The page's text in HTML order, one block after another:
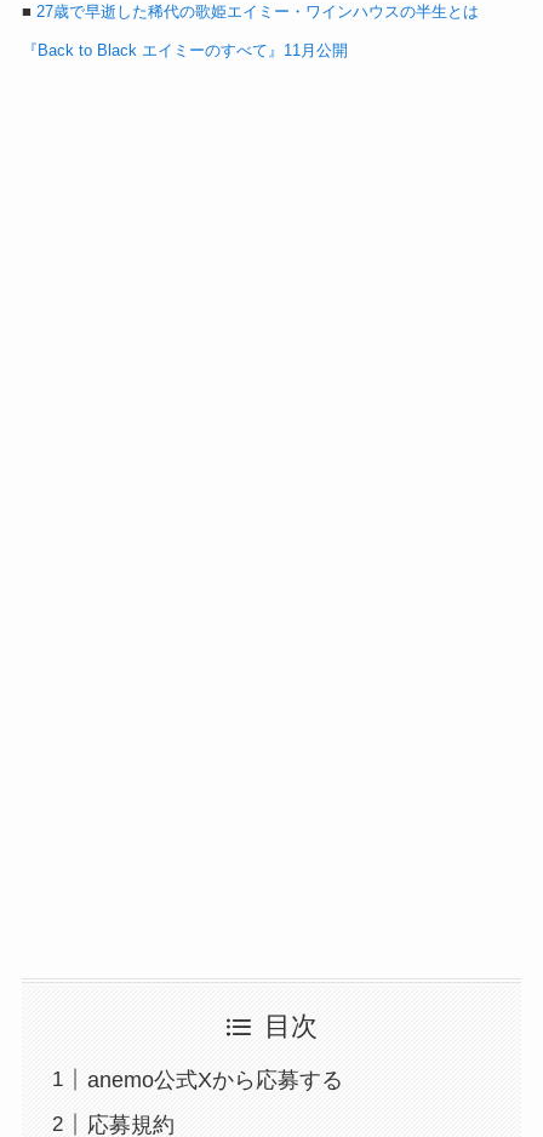
■ 27歳で早逝した稀代の歌姫エイミー・ワインハウスの半生とは
『Back to Black エイミーのすべて』11月公開
目次
anemo公式Xから応募する
応募規約